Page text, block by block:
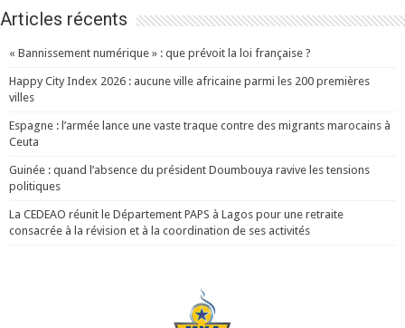
Articles récents
« Bannissement numérique » : que prévoit la loi française ?
Happy City Index 2026 : aucune ville africaine parmi les 200 premières
villes
Espagne : l’armée lance une vaste traque contre des migrants marocains à
Ceuta
Guinée : quand l’absence du président Doumbouya ravive les tensions
politiques
La CEDEAO réunit le Département PAPS à Lagos pour une retraite
consacrée à la révision et à la coordination de ses activités